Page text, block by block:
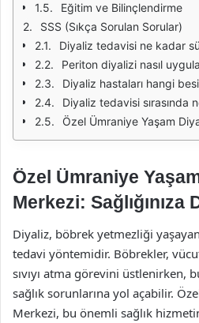
Eğitim ve Bilinçlendirme
SSS (Sıkça Sorulan Sorular)
Diyaliz tedavisi ne kadar
Periton diyalizi nasıl
Diyaliz hastaları hangi
Diyaliz tedavisi sırasında
Özel Ümraniye Yaşam Diyaliz
Özel Ümraniye
Merkezi: Sağlığınıza
Diyaliz, böbrek yetmezliği
tedavi yöntemidir. Böbrekler,
sıvıyı atma görevini üstlenirken,
sağlık sorunlarına yol açabilir.
Merkezi, bu önemli sağlık